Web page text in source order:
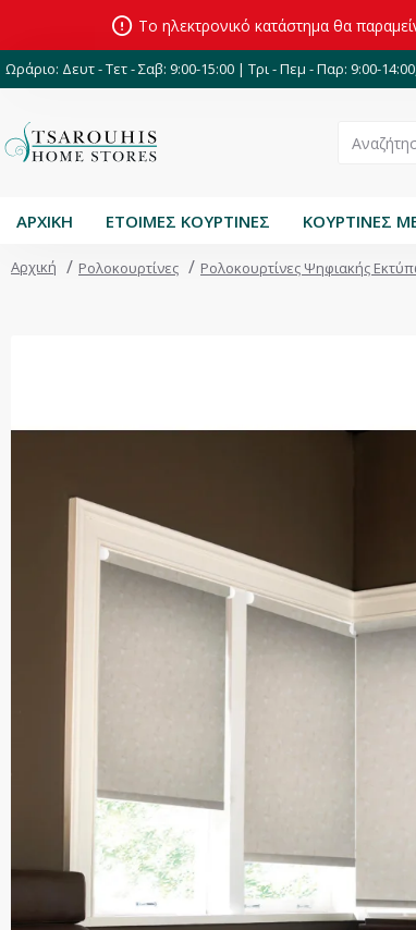
Το ηλεκτρονικό κατάστημα θα
Ωράριο: Δευτ - Τετ - Σαβ: 9:00-15:00 | Τρι - Πεμ - Παρ: 9:00-
ΑΡΧΙΚΗ ΕΤΟΙΜΕΣ ΚΟΥΡΤΙΝΕΣ ΚΟΥΡΤΙΝΕΣ
Αρχική Ρολοκουρτίνες Ρολοκουρτίνες Ψηφιακής